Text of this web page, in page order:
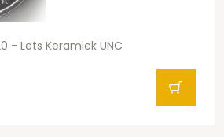
- Lets Keramiek UNC